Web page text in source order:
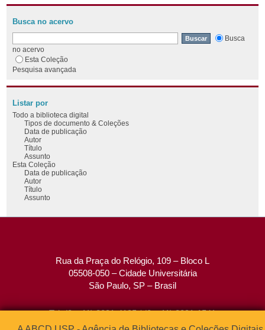
Busca no acervo
Busca
no acervo
Esta Coleção
Pesquisa avançada
Listar por
Todo a biblioteca digital
Tipos de documento & Coleções
Data de publicação
Autor
Título
Assunto
Esta Coleção
Data de publicação
Autor
Título
Assunto
Rua da Praça do Relógio, 109 – Bloco L
05508-050 – Cidade Universitária
São Paulo, SP – Brasil
Tel: (0xx11) 3091-4195 / (0xx11) 3091-1541
Fax: (0xx11) 3091-1567